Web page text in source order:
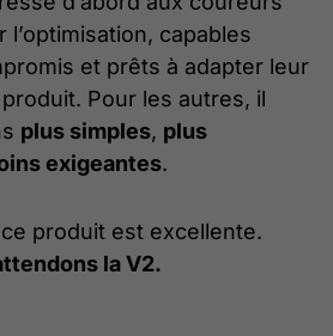
capables
et prêts à adapter leur
Pour les autres, il
plus simples, plus
exigeantes.
produit est excellente.
la V2.